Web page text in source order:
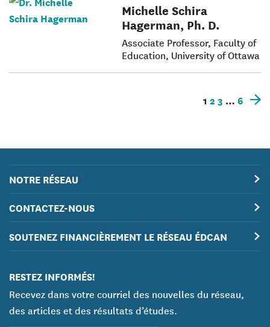
Michelle Schira
Hagerman, Ph. D.
Associate Professor, Faculty of
Education, University of Ottawa
1 2 3 … 6
NOTRE RÉSEAU
CONTACTEZ-NOUS
SOUTENEZ FINANCIÈREMENT LE RÉSEAU ÉDCAN
RESTEZ INFORMÉS!
Recevez dans votre courriel des nouvelles du réseau,
des articles et des résultats d’études.